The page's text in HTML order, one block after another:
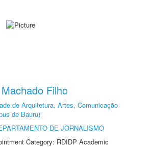
Filho
de Arquitetura, Artes, Comunicação
de Bauru)
DE JORNALISMO
Category: RDIDP Academic